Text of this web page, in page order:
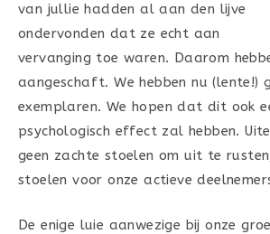
van jullie hadden al aan den lijve
ondervonden dat ze echt aan
vervanging toe waren. Daarom
aangeschaft. We hebben nu (lente!)
exemplaren. We hopen dat dit ook
psychologisch effect zal hebben.
geen zachte stoelen om uit te
stoelen voor onze actieve
De enige luie aanwezige bij onze